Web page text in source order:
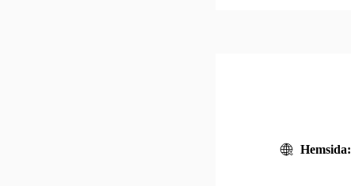
Hemsida: